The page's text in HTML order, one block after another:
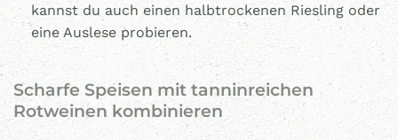
kannst du auch einen halbtrockenen Riesling oder
eine Auslese probieren.
Scharfe Speisen mit tanninreichen
Rotweinen kombinieren